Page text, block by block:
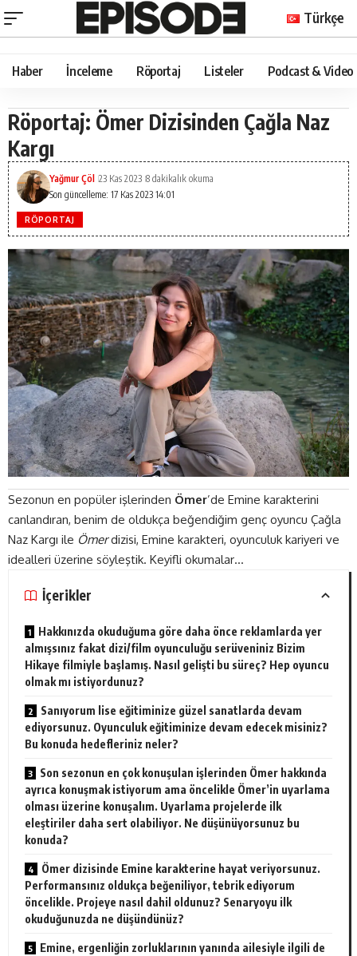
Türkçe
Haber İnceleme Röportaj Listeler Podcast & Video
Röportaj: Ömer Dizisinden Çağla Naz
Kargı
Son güncelleme: 17 Kas 2023 14:01
Yağmur Çöl 23 Kas 2023 8 dakikalık okuma
RÖPORTAJ
Sezonun en popüler işlerinden Ömer’de Emine karakterini
canlandıran, benim de oldukça beğendiğim genç oyuncu Çağla
Naz Kargı ile Ömerdizisi, Emine karakteri, oyunculuk kariyeri ve
idealleri üzerine söyleştik. Keyifli okumalar…
İçerikler
Hakkınızda okuduğuma göre daha önce reklamlarda yer
almışsınız fakat dizi/film oyunculuğu serüveniniz Bizim
Hikaye filmiyle başlamış. Nasıl gelişti bu süreç? Hep oyuncu
olmak mı istiyordunuz?
Sanıyorum lise eğitiminize güzel sanatlarda devam
ediyorsunuz. Oyunculuk eğitiminize devam edecek misiniz?
Bu konuda hedefleriniz neler?
Son sezonun en çok konuşulan işlerinden Ömer hakkında
ayrıca konuşmak istiyorum ama öncelikle Ömer’in uyarlama
olması üzerine konuşalım. Uyarlama projelerde ilk
eleştiriler daha sert olabiliyor. Ne düşünüyorsunuz bu
konuda?
Ömer dizisinde Emine karakterine hayat veriyorsunuz.
Performansınız oldukça beğeniliyor, tebrik ediyorum
öncelikle. Projeye nasıl dahil oldunuz? Senaryoyu ilk
okuduğunuzda ne düşündünüz?
Emine, ergenliğin zorluklarının yanında ailesiyle ilgili de